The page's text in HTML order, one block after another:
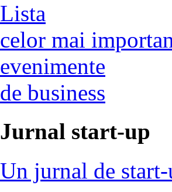
Lista
celor mai
evenimente
de business
Jurnal start-up
Un jurnal de